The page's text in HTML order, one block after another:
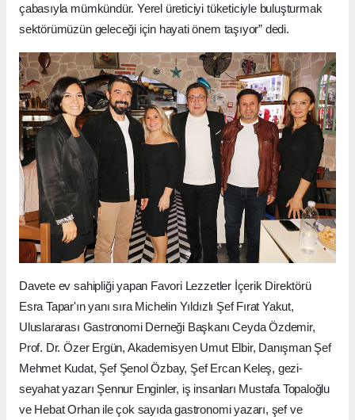
çabasıyla mümkündür. Yerel üreticiyi tüketiciyle buluşturmak
sektörümüzün geleceği için hayati önem taşıyor” dedi.
Davete ev sahipliği yapan Favori Lezzetler İçerik Direktörü
Esra Tapar'ın yanı sıra Michelin Yıldızlı Şef Fırat Yakut,
Uluslararası Gastronomi Derneği Başkanı Ceyda Özdemir,
Prof. Dr. Özer Ergün, Akademisyen Umut Elbir, Danışman Şef
Mehmet Kudat, Şef Şenol Özbay, Şef Ercan Keleş, gezi-
seyahat yazarı Şennur Enginler, iş insanları Mustafa Topaloğlu
ve Hebat Orhan ile çok sayıda gastronomi yazarı, şef ve